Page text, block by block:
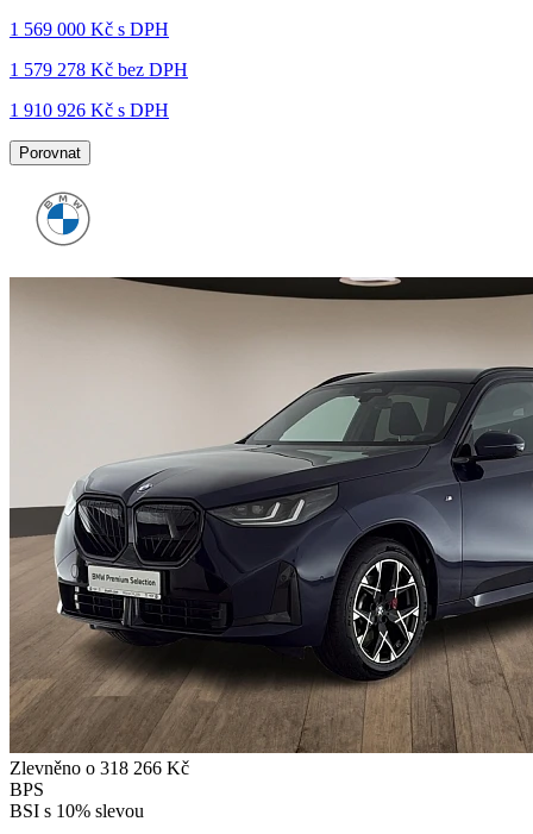
1 569 000 Kč s DPH
1 579 278 Kč bez DPH
1 910 926 Kč s DPH
Porovnat
Zlevněno o 318 266 Kč
BPS
BSI s 10% slevou